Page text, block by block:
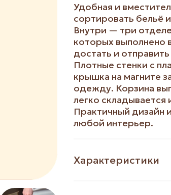
Удобная и
сортировать бельё
Внутри — три
которых выполнено
достать и
Плотные стенки с
крышка на магните
одежду. Корзина
легко
Практичный дизайн
любой интерьер.
Характеристики